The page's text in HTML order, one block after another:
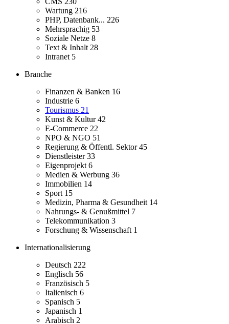
Wartung 216
PHP, Datenbank... 226
Mehrsprachig 53
Soziale Netze 8
Text & Inhalt 28
Intranet 5
Branche
Finanzen & Banken 16
Industrie 6
Tourismus 21
Kunst & Kultur42
E-Commerce 22
NPO & NGO 51
Regierung & Öffentl. Sektor45
Dienstleister33
Eigenprojekt 6
Medien & Werbung 36
Immobilien 14
Sport 15
Medizin, Pharma & Gesundheit 14
Nahrungs- & Genußmittel 7
Telekommunikation 3
Forschung & Wissenschaft 1
Internationalisierung
Deutsch 222
Englisch 56
Französisch 5
Italienisch 6
Spanisch 5
Japanisch 1
Arabisch 2